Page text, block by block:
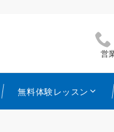
営
無料体験レッスン